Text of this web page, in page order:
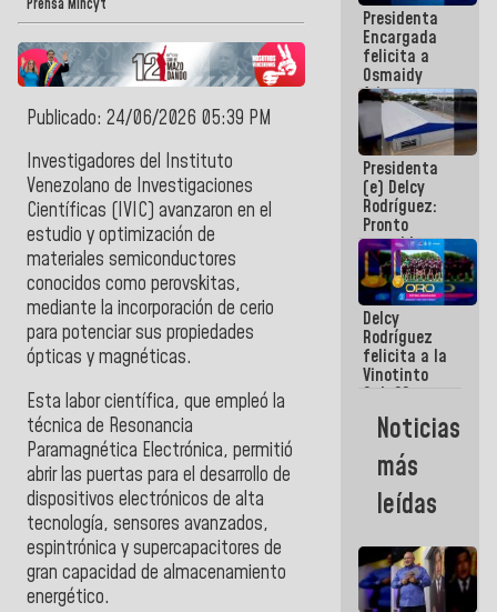
Prensa Mincyt
Publicado: 24/06/2026 05:39 PM
Investigadores del Instituto
Venezolano de Investigaciones
Científicas (IVIC) avanzaron en el
estudio y optimización de
materiales semiconductores
conocidos como perovskitas,
mediante la incorporación de cerio
para potenciar sus propiedades
ópticas y magnéticas.
Esta labor científica, que empleó la
técnica de Resonancia
Paramagnética Electrónica, permitió
abrir las puertas para el desarrollo de
dispositivos electrónicos de alta
tecnología, sensores avanzados,
espintrónica y supercapacitores de
gran capacidad de almacenamiento
energético.
emergencia
post-sismos
Presidenta
Encargada
felicita a
Osmaidy
Arias y
Giraly
Marcano por
hacer
historia en
los
Centroamericanos
Presidenta
(e) Delcy
Rodríguez:
Pronto
restableceremos
las
operaciones
en el
Aeropuerto
Internacional
de
Maiquetía
Delcy
Rodríguez
felicita a la
Vinotinto
Sub 20
campeona
frente
México Sub
23 en los
Centroamericanos
Noticias
más
leídas